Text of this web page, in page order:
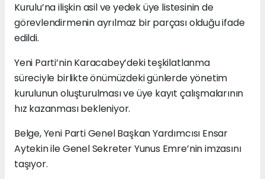
Kurulu’na ilişkin asil ve yedek üye listesinin de
görevlendirmenin ayrılmaz bir parçası olduğu ifade
edildi.
Yeni Parti’nin Karacabey’deki teşkilatlanma
süreciyle birlikte önümüzdeki günlerde yönetim
kurulunun oluşturulması ve üye kayıt çalışmalarının
hız kazanması bekleniyor.
Belge, Yeni Parti Genel Başkan Yardımcısı Ensar
Aytekin ile Genel Sekreter Yunus Emre’nin imzasını
taşıyor.